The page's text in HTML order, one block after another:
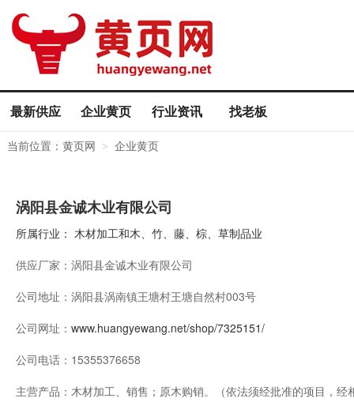
最新供应 企业黄页 行业资讯 找老板
当前位置： 黄页网 > 企业黄页
涡阳县金诚木业有限公司
所属行业： 木材加工和木、竹、藤、棕、草制品业
供应厂家： 涡阳县金诚木业有限公司
公司地址： 涡阳县涡南镇王塘村王塘自然村003号
公司网址： www.huangyewang.net/shop/7325151/
公司电话： 15355376658
主营产品： 木材加工、销售；原木购销。（依法须经批准的项目，